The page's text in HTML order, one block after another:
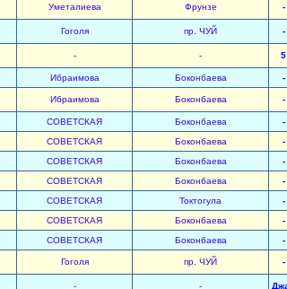
Уметалиева Фрунзе -
Гоголя пр. ЧУЙ -
- - 5
Ибраимова Боконбаева -
Ибраимова Боконбаева -
СОВЕТСКАЯ Боконбаева -
СОВЕТСКАЯ Боконбаева -
СОВЕТСКАЯ Боконбаева -
СОВЕТСКАЯ Боконбаева -
СОВЕТСКАЯ Токтогула -
СОВЕТСКАЯ Боконбаева -
СОВЕТСКАЯ Боконбаева -
Гоголя пр. ЧУЙ -
- -